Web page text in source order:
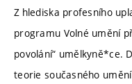
Z hlediska profesního
programu Volné umění
povolání“ umělkyně*ce.
teorie současného